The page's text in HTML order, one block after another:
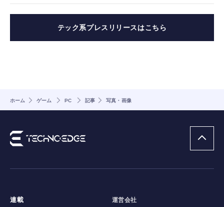
テック系プレスリリースはこちら
ホーム ゲーム PC 記事 写真・画像
連載 運営会社